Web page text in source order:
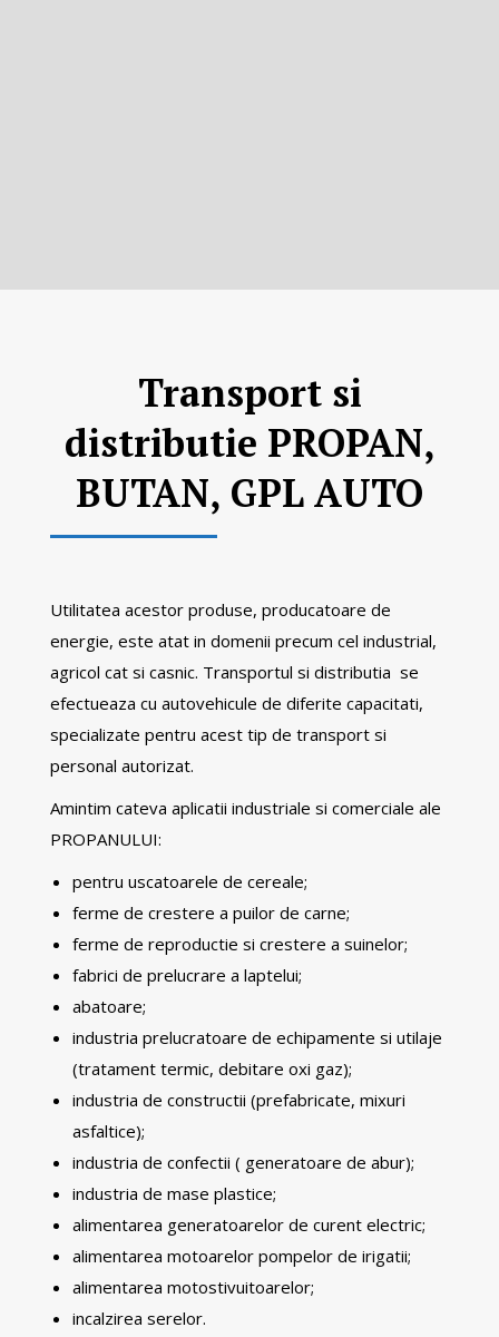
Transport si
distributie PROPAN,
BUTAN, GPL AUTO
Utilitatea acestor produse, producatoare de
energie, este atat in domenii precum cel industrial,
agricol cat si casnic. Transportul si distributia se
efectueaza cu autovehicule de diferite capacitati,
specializate pentru acest tip de transport si
personal autorizat.
Amintim cateva aplicatii industriale si comerciale ale
PROPANULUI:
pentru uscatoarele de cereale;
ferme de crestere a puilor de carne;
ferme de reproductie si crestere a suinelor;
fabrici de prelucrare a laptelui;
abatoare;
industria prelucratoare de echipamente si utilaje
(tratament termic, debitare oxi gaz);
industria de constructii (prefabricate, mixuri
asfaltice);
industria de confectii ( generatoare de abur);
industria de mase plastice;
alimentarea generatoarelor de curent electric;
alimentarea motoarelor pompelor de irigatii;
alimentarea motostivuitoarelor;
incalzirea serelor.